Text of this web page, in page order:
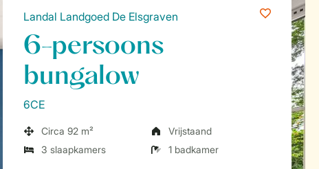
Landal Landgoed De Elsgraven
6-persoons
bungalow
6CE
Circa 92 m²
Vrijstaand
3 slaapkamers
1 badkamer